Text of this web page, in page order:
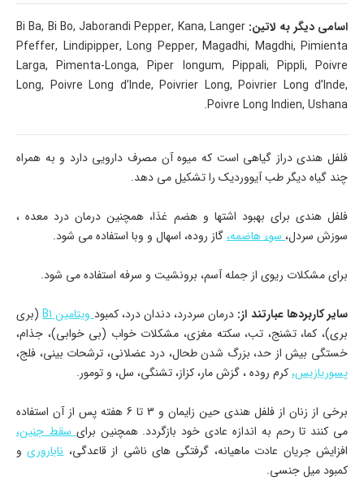
اسامی دیگر به لاتین: Bi Ba, Bi Bo, Jaborandi Pepper, Kana, Langer
Pfeffer, Lindipipper, Long Pepper, Magadhi, Magdhi, Pimienta
Larga, Pimenta-Longa, Piper longum, Pippali, Pippli, Poivre
Long, Poivre Long d’Inde, Poivrier Long, Poivrier Long d’Inde,
Poivre Long Indien, Ushana.
فلفل هندی دراز گیاهی است که میوه آن مصرف دارویی دارد و به همراه
چند گیاه دیگر طب آیووردیک را تشکیل می دهد.
فلفل هندی برای بهبود اشتها و هضم غذا، همچنین درمان درد معده ،
سوزش سردل،سوء هاضمه،گاز روده، اسهال و وبا استفاده می شود.
برای مشکلات ریوی از جمله آسم، برونشیت و سرفه استفاده می شود.
سایر کاربردها عبارتند از: درمان سردرد، دندان درد، کمبودویتامین B1 (بری
بری)، کما، تشنج، تب، سکته مغزی، مشکلات خواب (بی خوابی)، جذام،
خستگی بیش از حد، بزرگ شدن طحال، درد عضلانی، ترشحات بینی، فلج،
پسوریازیس،کرم روده ، گزش مار، کزاز، تشنگی، سل، و تومور.
برخی از زنان از فلفل هندی حین زایمان و 3 تا 6 هفته پس از آن استفاده
می کنند تا رحم به اندازه عادی خود بازگردد. همچنین برایسقط جنین،
افزایش جریان عادت ماهیانه، گرفتگی های ناشی از قاعدگی،ناباروریو
کمبود میل جنسی.